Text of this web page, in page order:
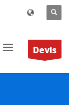
Devis